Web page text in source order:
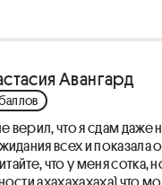
Авангард
верил, что я сдам даже
всех и показала
что у меня сотка,
ахахахахаха) что